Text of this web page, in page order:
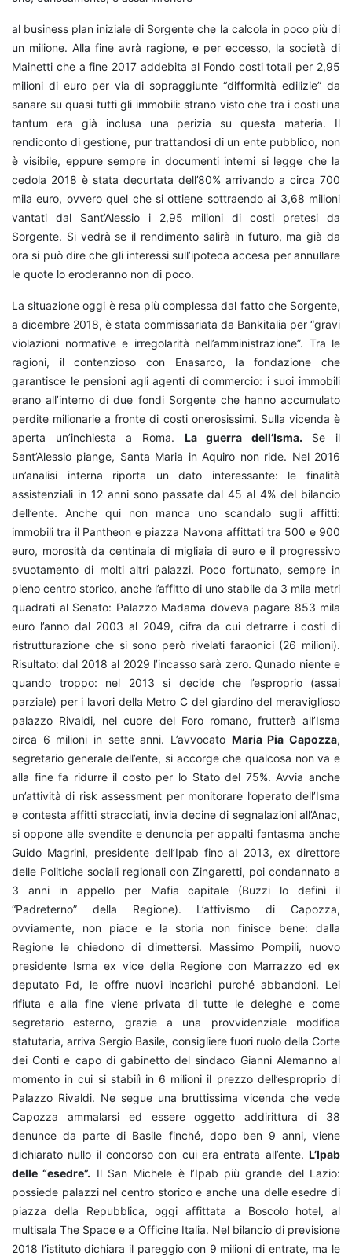
al business plan iniziale di Sorgente che la calcola in poco più di
un milione. Alla fine avrà ragione, e per eccesso, la società di
Mainetti che a fine 2017 addebita al Fondo costi totali per 2,95
milioni di euro per via di sopraggiunte “difformità edilizie” da
sanare su quasi tutti gli immobili: strano visto che tra i costi una
tantum era già inclusa una perizia su questa materia. Il
rendiconto di gestione, pur trattandosi di un ente pubblico, non
è visibile, eppure sempre in documenti interni si legge che la
cedola 2018 è stata decurtata dell’80% arrivando a circa 700
mila euro, ovvero quel che si ottiene sottraendo ai 3,68 milioni
vantati dal Sant’Alessio i 2,95 milioni di costi pretesi da
Sorgente. Si vedrà se il rendimento salirà in futuro, ma già da
ora si può dire che gli interessi sull’ipoteca accesa per annullare
le quote lo eroderanno non di poco.
La situazione oggi è resa più complessa dal fatto che Sorgente,
a dicembre 2018, è stata commissariata da Bankitalia per “gravi
violazioni normative e irregolarità nell’amministrazione”. Tra le
ragioni, il contenzioso con Enasarco, la fondazione che
garantisce le pensioni agli agenti di commercio: i suoi immobili
erano all’interno di due fondi Sorgente che hanno accumulato
perdite milionarie a fronte di costi onerosissimi. Sulla vicenda è
aperta un’inchiesta a Roma. La guerra dell’Isma. Se il
Sant’Alessio piange, Santa Maria in Aquiro non ride. Nel 2016
un’analisi interna riporta un dato interessante: le finalità
assistenziali in 12 anni sono passate dal 45 al 4% del bilancio
dell’ente. Anche qui non manca uno scandalo sugli affitti:
immobili tra il Pantheon e piazza Navona affittati tra 500 e 900
euro, morosità da centinaia di migliaia di euro e il progressivo
svuotamento di molti altri palazzi. Poco fortunato, sempre in
pieno centro storico, anche l’affitto di uno stabile da 3 mila metri
quadrati al Senato: Palazzo Madama doveva pagare 853 mila
euro l’anno dal 2003 al 2049, cifra da cui detrarre i costi di
ristrutturazione che si sono però rivelati faraonici (26 milioni).
Risultato: dal 2018 al 2029 l’incasso sarà zero. Qunado niente e
quando troppo: nel 2013 si decide che l’esproprio (assai
parziale) per i lavori della Metro C del giardino del meraviglioso
palazzo Rivaldi, nel cuore del Foro romano, frutterà all’Isma
circa 6 milioni in sette anni. L’avvocato Maria Pia Capozza,
segretario generale dell’ente, si accorge che qualcosa non va e
alla fine fa ridurre il costo per lo Stato del 75%. Avvia anche
un’attività di risk assessment per monitorare l’operato dell’Isma
e contesta affitti stracciati, invia decine di segnalazioni all’Anac,
si oppone alle svendite e denuncia per appalti fantasma anche
Guido Magrini, presidente dell’Ipab fino al 2013, ex direttore
delle Politiche sociali regionali con Zingaretti, poi condannato a
3 anni in appello per Mafia capitale (Buzzi lo definì il
“Padreterno” della Regione). L’attivismo di Capozza,
ovviamente, non piace e la storia non finisce bene: dalla
Regione le chiedono di dimettersi. Massimo Pompili, nuovo
presidente Isma ex vice della Regione con Marrazzo ed ex
deputato Pd, le offre nuovi incarichi purché abbandoni. Lei
rifiuta e alla fine viene privata di tutte le deleghe e come
segretario esterno, grazie a una provvidenziale modifica
statutaria, arriva Sergio Basile, consigliere fuori ruolo della Corte
dei Conti e capo di gabinetto del sindaco Gianni Alemanno al
momento in cui si stabilì in 6 milioni il prezzo dell’esproprio di
Palazzo Rivaldi. Ne segue una bruttissima vicenda che vede
Capozza ammalarsi ed essere oggetto addirittura di 38
denunce da parte di Basile finché, dopo ben 9 anni, viene
dichiarato nullo il concorso con cui era entrata all’ente. L’Ipab
delle “esedre”. Il San Michele è l’Ipab più grande del Lazio:
possiede palazzi nel centro storico e anche una delle esedre di
piazza della Repubblica, oggi affittata a Boscolo hotel, al
multisala The Space e a Officine Italia. Nel bilancio di previsione
2018 l’istituto dichiara il pareggio con 9 milioni di entrate, ma le